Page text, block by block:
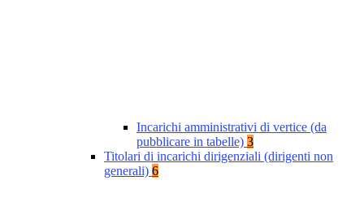
Incarichi amministrativi di vertice (da
pubblicare in tabelle) 3
Titolari di incarichi dirigenziali (dirigenti non
generali) 6